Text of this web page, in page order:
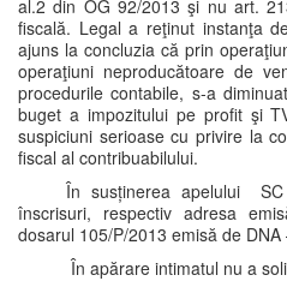
al.2 din OG 92/2013 şi nu art.
fiscală. Legal a reţinut instanţa
ajuns la concluzia că prin
operaţiuni neproducătoare de
procedurile contabile, s-a
buget a impozitului pe profit şi
suspiciuni serioase cu privire la
fiscal al contribuabilului.
În susținerea apelului
înscrisuri, respectiv adresa
dosarul 105/P/2013 emisă de
În apărare intimatul nu a